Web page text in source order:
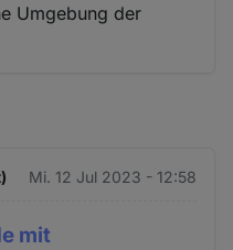
Umgebung der
Mi. 12 Jul 2023 - 12:58
mit